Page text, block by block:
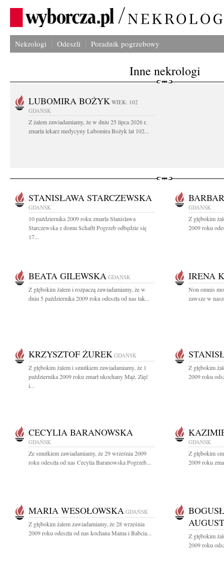
Nekrologi Odeszli Poradnik pogrzebowy
Inne nekrologi
LUBOMIRA BOŻYK WIEK: 102
GDAŃSK
Z żalem zawiadamiamy, że w dniu 25 lipca 2026 r.
zmarła lekarz medycyny Lubomira Bożyk lat 102...
STANISŁAWA STARCZEWSKA
GDAŃSK
10 października 2009 roku zmarła Stanisława
Starczewska z domu Schaftt Pogrzeb odbędzie się
17...
GDAŃSK
Z głębokim
2009 roku
BEATA GILEWSKA GDAŃSK
Z głębokim żalem i rozpaczą zawiadamiamy, że w
dniu 5 października 2009 roku odeszła od nas tak...
IRENA
Non omnis
zawsze w
KRZYSZTOF ŻUREK GDAŃSK
Z głębokim żalem i smutkiem zawiadamiamy, że 1
października 2009 roku zmarł ukochany Mąż, Zięć
i...
Z głębokim
2009 roku
CECYLIA BARANOWSKA
GDAŃSK
Ze smutkiem zawiadamiamy, że 29 września 2009
roku odeszła od nas Cecylia Baranowska Pogrzeb...
GDAŃSK
Z głębokim
2009 roku
MARIA WESOŁOWSKA GDAŃSK
Z głębokim żalem zawiadamiamy, że 28 września
2009 roku odeszła od nas kochana Mama i Babcia...
Z głębokim
2009 roku